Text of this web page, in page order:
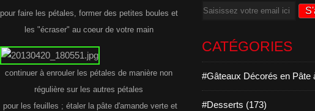
pour faire les pétales, former des petites boules et
les "écraser" au coeur de votre main
continuer à enrouler les pétales de manière non
régulière sur les autres pétales
pour les feuilles ; étaler la pâte d'amande verte et
Email
CATÉGORIES
#Gâteaux Décorés en Pâte
#Desserts (173)